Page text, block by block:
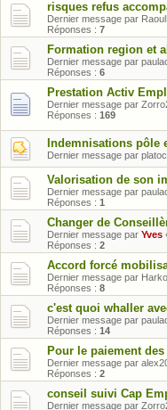
risques refus
Dernier message par
Réponses : 7
Formation region et
Dernier message par
Réponses : 6
Prestation Activ
Dernier message par
Réponses : 169
Indemnisations pôle
Dernier message par
Valorisation de son
Dernier message par
Réponses : 1
Changer de
Dernier message par Yves
Réponses : 2
Accord forcé
Dernier message par
Réponses : 8
c'est quoi whaller
Dernier message par
Réponses : 14
Pour le paiement
Dernier message par
Réponses : 2
conseil suivi Cap
Dernier message par